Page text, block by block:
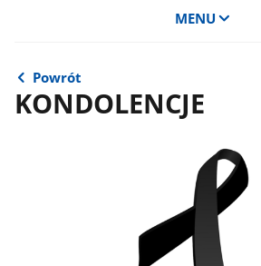
MENU
Powrót
KONDOLENCJE